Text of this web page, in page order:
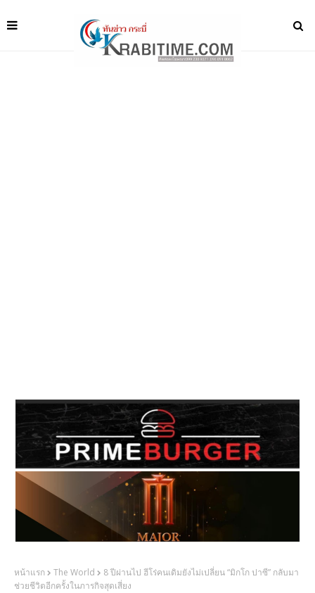
หน้าแรก The World
8 ปีผ่านไป ฮีโร่คนเดิมยังไม่เปลี่ยน “มิกโก ปาซี” กลับมา
ช่วยชีวิตอีกครั้งในภารกิจสุดเสี่ยง